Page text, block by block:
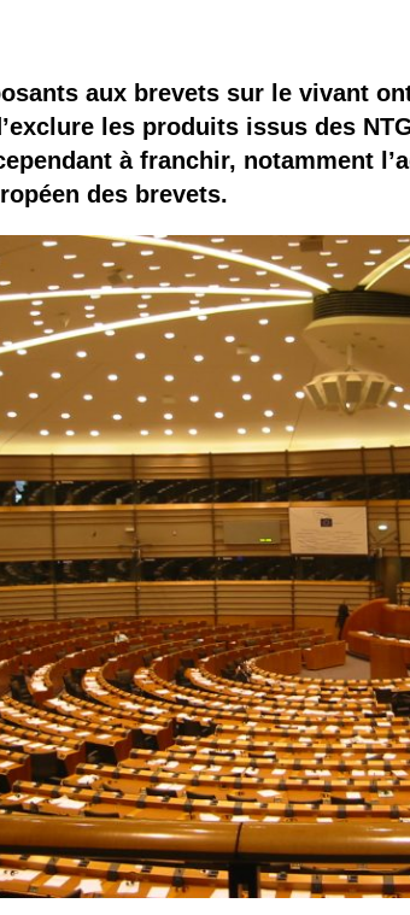
sont les avantages et les
aux brevets sur le vivant
les produits issus des
à franchir, notamment
des brevets.